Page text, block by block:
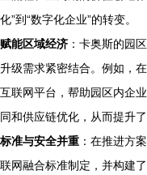
化”到“数字化企业”的转变。
赋能区域经济 ：卡奥斯的园
升级需求紧密结合。例如，
互联网平台，帮助园区内企
同和供应链优化，从而提升
标准与安全并重 ：在推进方
联网融合标准制定，并构建